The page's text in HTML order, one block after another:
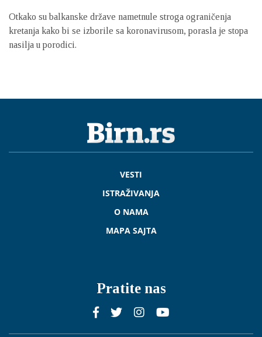
Otkako su balkanske države nametnule stroga ograničenja
kretanja kako bi se izborile sa koronavirusom, porasla je stopa
nasilja u porodici.
VESTI
ISTRAŽIVANJA
O NAMA
MAPA SAJTA
Pratite nas